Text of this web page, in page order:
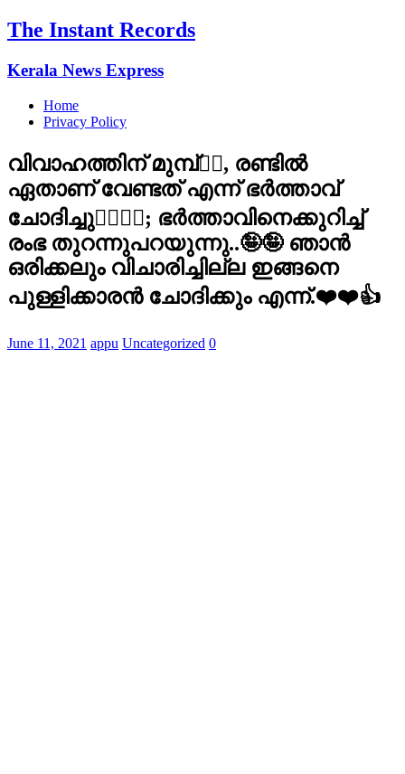
The Instant Records
Kerala News Express
Home
Privacy Policy
വിവാഹത്തിന് മുമ്പ്🧚‍♀️, രണ്ടിൽ
ഏതാണ് വേണ്ടത് എന്ന് ഭർത്താവ്
ചോദിച്ചു🙆‍♀️🙆‍♀️; ഭർത്താവിനെക്കുറിച്ച്
രംഭ തുറന്നുപറയുന്നു..🤪🤪 ഞാന്‍
ഒരിക്കലും വിചാരിച്ചില്ല ഇങ്ങനെ
പുള്ളിക്കാരന്‍ ചോദിക്കും എന്ന്.❤️❤️👍
June 11, 2021 appu Uncategorized 0